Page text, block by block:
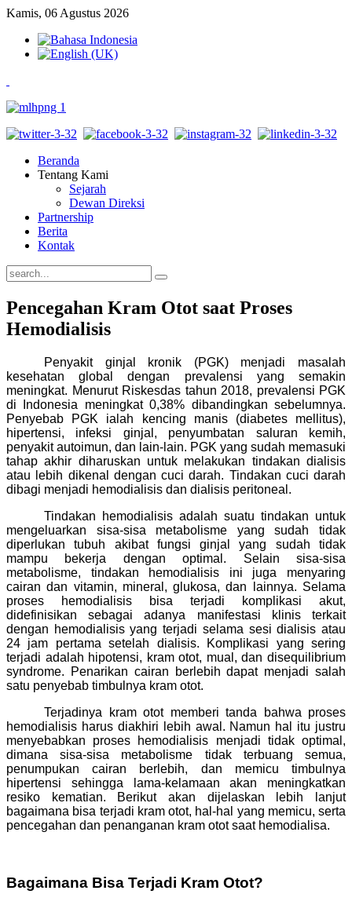
Kamis, 06 Agustus 2026
Beranda
Tentang Kami
Sejarah
Dewan Direksi
Partnership
Berita
Kontak
Pencegahan Kram Otot saat Proses
Hemodialisis
Penyakit ginjal kronik (PGK) menjadi masalah
kesehatan global dengan prevalensi yang semakin
meningkat. Menurut Riskesdas tahun 2018, prevalensi PGK
di Indonesia meningkat 0,38% dibandingkan sebelumnya.
Penyebab PGK ialah kencing manis (diabetes mellitus),
hipertensi, infeksi ginjal, penyumbatan saluran kemih,
penyakit autoimun, dan lain-lain. PGK yang sudah memasuki
tahap akhir diharuskan untuk melakukan tindakan dialisis
atau lebih dikenal dengan cuci darah. Tindakan cuci darah
dibagi menjadi hemodialisis dan dialisis peritoneal.
Tindakan hemodialisis adalah suatu tindakan untuk
mengeluarkan sisa-sisa metabolisme yang sudah tidak
diperlukan tubuh akibat fungsi ginjal yang sudah tidak
mampu bekerja dengan optimal. Selain sisa-sisa
metabolisme, tindakan hemodialisis ini juga menyaring
cairan dan vitamin, mineral, glukosa, dan lainnya. Selama
proses hemodialisis bisa terjadi komplikasi akut,
didefinisikan sebagai adanya manifestasi klinis terkait
dengan hemodialisis yang terjadi selama sesi dialisis atau
24 jam pertama setelah dialisis. Komplikasi yang sering
terjadi adalah hipotensi, kram otot, mual, dan disequilibrium
syndrome. Penarikan cairan berlebih dapat menjadi salah
satu penyebab timbulnya kram otot.
Terjadinya kram otot memberi tanda bahwa proses
hemodialisis harus diakhiri lebih awal. Namun hal itu justru
menyebabkan proses hemodialisis menjadi tidak optimal,
dimana sisa-sisa metabolisme tidak terbuang semua,
penumpukan cairan berlebih, dan memicu timbulnya
hipertensi sehingga lama-kelamaan akan meningkatkan
resiko kematian. Berikut akan dijelaskan lebih lanjut
bagaimana bisa terjadi kram otot, hal-hal yang memicu, serta
pencegahan dan penanganan kram otot saat hemodialisa.
Bagaimana Bisa Terjadi Kram Otot?